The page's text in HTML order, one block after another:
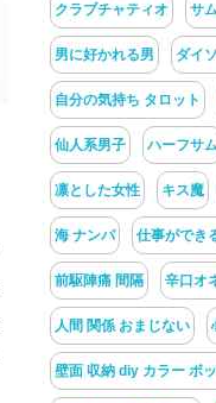
クラブチャティオ サ
男に好かれる男 ダイ
自分の気持ち タロット
仙人系男子 ハーフサ
凛とした女性 キス魔
海 ナンパ 仕事ができ
前駆陣痛 間隔 辛口オ
人間 関係 おまじない
壁面 収納 diy カラー ボ